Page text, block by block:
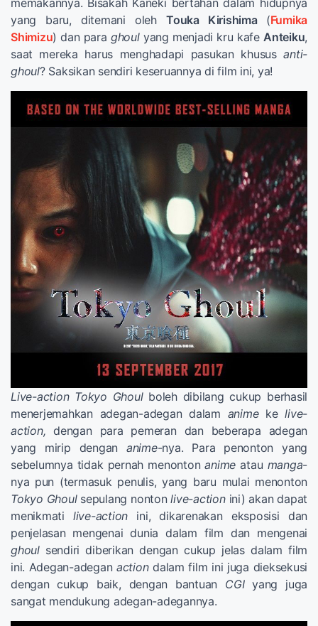
yang baru, ditemani olehTouka Kirishima (Fumika
Shimizu) dan para ghoulyang menjadi kru kafe Anteiku,
saat mereka harus menghadapi pasukan khususanti-
ghoul? Saksikan sendiri keseruannya di film ini, ya!
Live-action Tokyo Ghoulboleh dibilang cukup berhasil
menerjemahkan adegan-adegan dalam animekelive-
action, dengan para pemeran dan beberapa adegan
yang mirip dengan anime-nya. Para penonton yang
sebelumnya tidak pernah menontonanime atau manga-
nya pun (termasuk penulis, yang baru mulai menonton
Tokyo Ghoulsepulang nontonlive-actionini) akan dapat
menikmati live-action ini, dikarenakan eksposisi dan
penjelasan mengenai dunia dalam film dan mengenai
ghoulsendiri diberikan dengan cukup jelas dalam film
ini. Adegan-adegan actiondalam film ini juga dieksekusi
dengan cukup baik, dengan bantuan CGIyang juga
sangat mendukung adegan-adegannya.